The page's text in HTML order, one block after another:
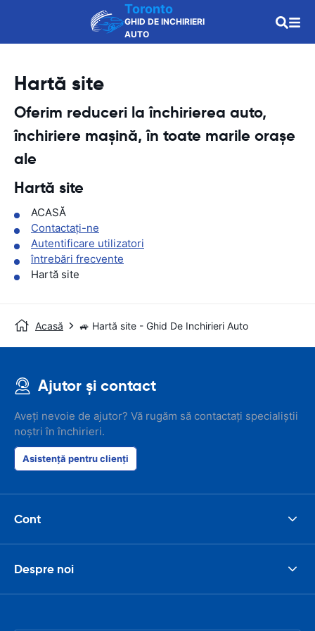
Toronto
GHID DE INCHIRIERI
AUTO
Hartă site
Oferim reduceri la închirierea auto,
închiriere mașină, în toate marile orașe
ale
Hartă site
ACASĂ
Contactaţi-ne
Autentificare utilizatori
întrebări frecvente
Hartă site
Acasă 🚙 Hartă site - Ghid De Inchirieri Auto
Ajutor și contact
Aveți nevoie de ajutor? Vă rugăm să contactați specialiștii
noștri în închirieri.
Asistență pentru clienți
Cont
Despre noi